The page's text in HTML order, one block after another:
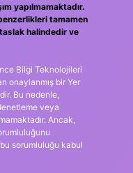
yapılmamaktadır.
tamamen
halindedir ve
Bilgi Teknolojileri
onaylanmış bir Yer
Bu nedenle,
veya
Ancak,
sorumluluğu kabul